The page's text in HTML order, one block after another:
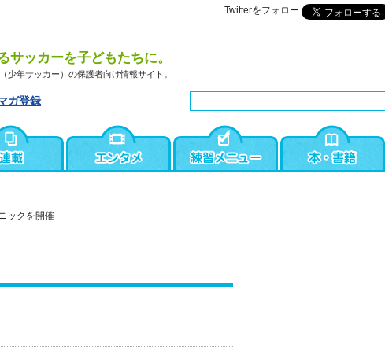
Twitterをフォロー
サッカーを子どもたちに。
少年サッカー）の保護者向け情報サイト。
ガ登録
ックを開催